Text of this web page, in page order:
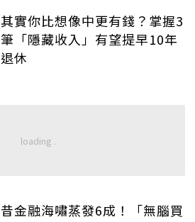
其實你比想像中更有錢？掌握3
筆「隱藏收入」有望提早10年
退休
昔金融海嘯蒸發6成！「無腦買